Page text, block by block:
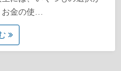
お金の使…